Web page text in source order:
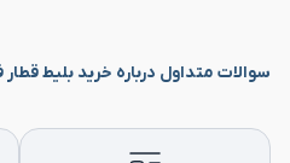
سوالات متداول درباره خرید بلیط